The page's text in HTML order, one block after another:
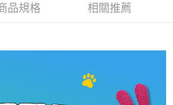
供之「AFTEE先享後付」服務完成之交
人資料，並將交易相關給付款項請求債
上)免運費
品規格 相關推薦